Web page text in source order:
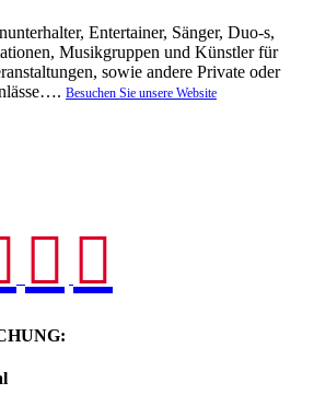
Entertainer, Sänger, Duo-s,
Musikgruppen und Künstler für
sowie andere Private oder
Besuchen Sie unsere Website
 